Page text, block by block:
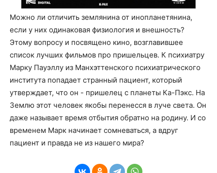
Можно ли отличить землянина от инопланетянина,
если у них одинаковая физиология и внешность?
Этому вопросу и посвящено кино, возглавившее
список лучших фильмов про пришельцев. К психиатру
Марку Пауэллу из Манхэттенского психиатрического
института попадает странный пациент, который
утверждает, что он - пришелец с планеты Ка-Пэкс. На
Землю этот человек якобы перенесся в луче света. Он
даже называет время отбытия обратно на родину. И со
временем Марк начинает сомневаться, а вдруг
пациент и правда не из нашего мира?